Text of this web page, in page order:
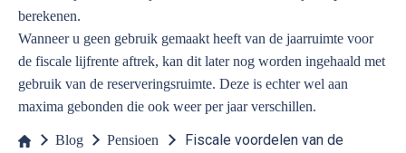
berekenen.
Wanneer u geen gebruik gemaakt heeft van de jaarruimte voor
de fiscale lijfrente aftrek, kan dit later nog worden ingehaald met
gebruik van de reserveringsruimte. Deze is echter wel aan
maxima gebonden die ook weer per jaar verschillen.
Blog Pensioen
Fiscale voordelen van de